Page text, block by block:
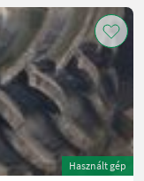
Használt gép